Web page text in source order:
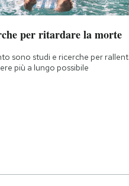
per ritardare la morte
sono studi e ricerche per
più a lungo possibile